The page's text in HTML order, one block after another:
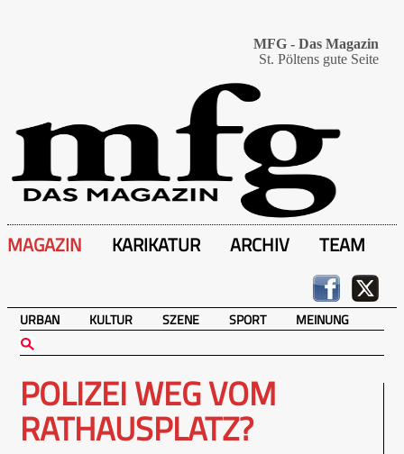
MFG - Das Magazin
St. Pöltens gute Seite
MAGAZIN KARIKATUR ARCHIV TEAM
URBAN KULTUR SZENE SPORT MEINUNG
POLIZEI WEG VOM
RATHAUSPLATZ?